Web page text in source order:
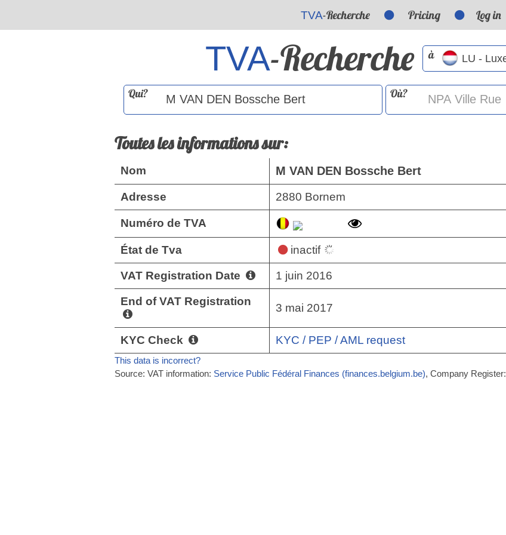
TVA-Recherche Pricing Log in
TVA-Recherche à
Qui? Où?
Toutes les informations sur:
Nom M VAN DEN Bossche Bert
Adresse 2880 Bornem
Numéro de TVA
État de Tva inactif
VAT Registration Date 1 juin 2016
End of VAT Registration
3 mai 2017
KYC Check KYC / PEP / AML request
This data is incorrect?
Source: VAT information: Service Public Fédéral Finances (finances.belgium.be), Company Register: